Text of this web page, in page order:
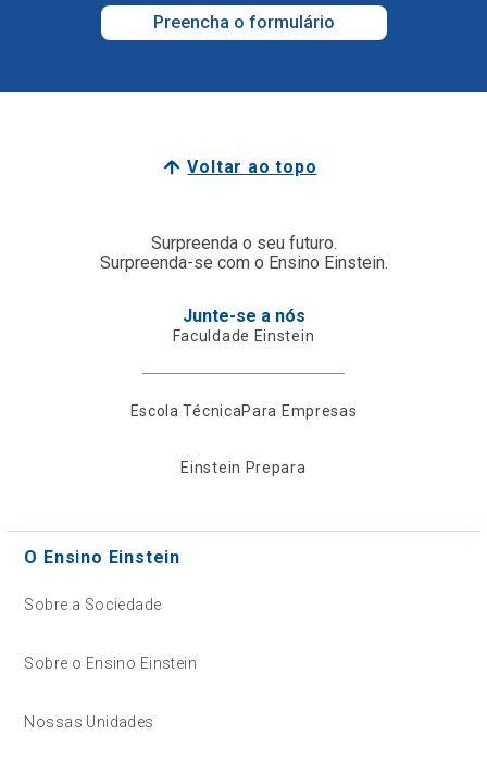
Preencha o formulário
Voltar ao topo
Surpreenda o seu futuro.
Surpreenda-se com o Ensino Einstein.
Junte-se a nós
Faculdade Einstein
Escola TécnicaPara Empresas
Einstein Prepara
O Ensino Einstein
Sobre a Sociedade
Sobre o Ensino Einstein
Nossas Unidades